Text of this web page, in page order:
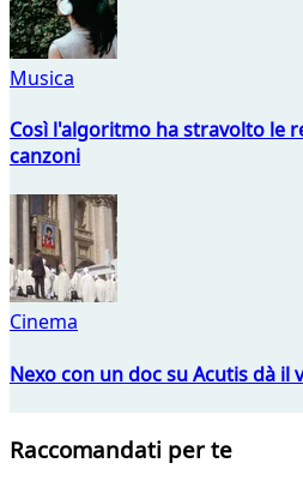
Musica
Così l'algoritmo ha stravolto le
canzoni
Cinema
Nexo con un doc su Acutis dà il
Raccomandati per te